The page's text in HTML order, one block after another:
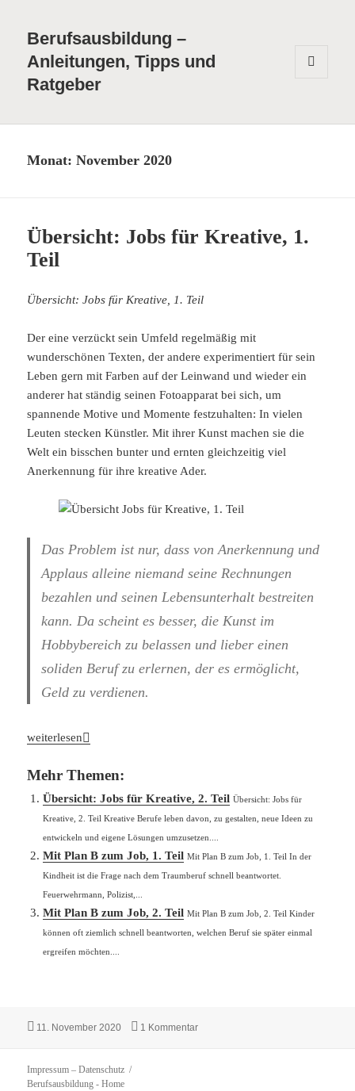
Berufsausbildung –
Anleitungen, Tipps und
Ratgeber
Monat:November 2020
Übersicht: Jobs für Kreative, 1.
Teil
Übersicht: Jobs für Kreative, 1. Teil
Der eine verzückt sein Umfeld regelmäßig mit
wunderschönen Texten, der andere experimentiert für sein
Leben gern mit Farben auf der Leinwand und wieder ein
anderer hat ständig seinen Fotoapparat bei sich, um
spannende Motive und Momente festzuhalten: In vielen
Leuten stecken Künstler. Mit ihrer Kunst machen sie die
Welt ein bisschen bunter und ernten gleichzeitig viel
Anerkennung für ihre kreative Ader.
Das Problem ist nur, dass von Anerkennung und
Applaus alleine niemand seine Rechnungen
bezahlen und seinen Lebensunterhalt bestreiten
kann. Da scheint es besser, die Kunst im
Hobbybereich zu belassen und lieber einen
soliden Beruf zu erlernen, der es ermöglicht,
Geld zu verdienen.
Übersicht: Jobs für Kreative, 1. Teil
weiterlesen
Mehr Themen:
Übersicht: Jobs für Kreative, 2. Teil Übersicht: Jobs für
Kreative, 2. Teil Kreative Berufe leben davon, zu gestalten, neue Ideen zu
entwickeln und eigene Lösungen umzusetzen....
Mit Plan B zum Job, 1. Teil Mit Plan B zum Job, 1. Teil In der
Kindheit ist die Frage nach dem Traumberuf schnell beantwortet.
Feuerwehrmann, Polizist,...
Mit Plan B zum Job, 2. Teil Mit Plan B zum Job, 2. Teil Kinder
können oft ziemlich schnell beantworten, welchen Beruf sie später einmal
ergreifen möchten....
Veröffentlicht
11. November 2020 1 Kommentarzu Übersicht: Jobs für Kreative, 1.
Impressum – Datenschutz
Berufsausbildung - Home